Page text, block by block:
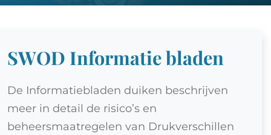
SWOD Informatie bladen
De Informatiebladen duiken beschrijven
meer in detail de risico’s en
beheersmaatregelen van Drukverschillen